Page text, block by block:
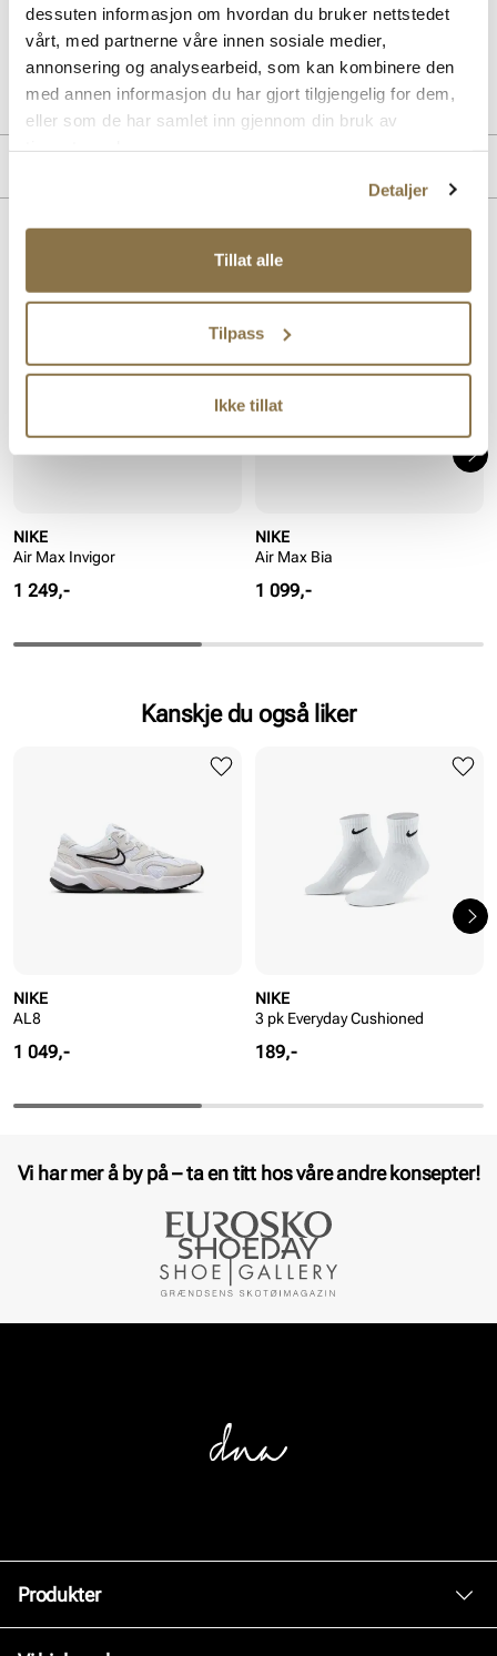
dessuten informasjon om hvordan du bruker nettstedet
vårt, med partnerne våre innen sosiale medier,
annonsering og analysearbeid, som kan kombinere den
med annen informasjon du har gjort tilgjengelig for dem,
eller som de har samlet inn gjennom din bruk av
Detaljer
Tillat alle
Tilpass
Ikke tillat
Perfekt for sporty fritid og urban stil.
Art. nr.35763415
Lev. art. nrHJ3222
Lignende produkter
NIKE
Air Max Invigor
Pris
1 249,-
NIKE
Air Max Bia
Pris
1 099,-
Kanskje du også liker
NIKE
AL8
Pris
1 049,-
NIKE
3 pk Everyday Cushioned
Pris
189,-
Vi har mer å by på – ta en titt hos våre andre konsepter!
Produkter